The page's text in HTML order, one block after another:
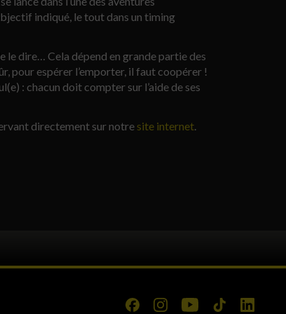
indiqué, le tout dans un timing
dire… Cela dépend en grande partie des
pour espérer l’emporter, il faut coopérer !
: chacun doit compter sur l’aide de ses
directement sur notre site internet